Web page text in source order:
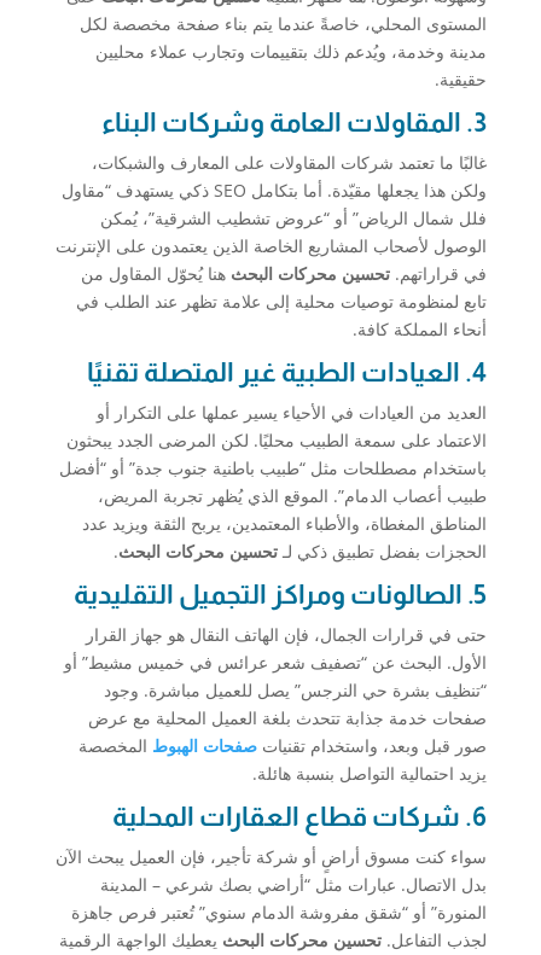
المستوى المحلي، خاصةً عندما يتم بناء صفحة مخصصة لكل
مدينة وخدمة، ويُدعم ذلك بتقييمات وتجارب عملاء محليين
حقيقية.
3. المقاولات العامة وشركات البناء
غالبًا ما تعتمد شركات المقاولات على المعارف والشبكات،
ولكن هذا يجعلها مقيّدة. أما بتكامل SEO ذكي يستهدف “مقاول
فلل شمال الرياض” أو “عروض تشطيب الشرقية”، يُمكن
الوصول لأصحاب المشاريع الخاصة الذين يعتمدون على الإنترنت
في قراراتهم. تحسين محركات البحث هنا يُحوّل المقاول من
تابع لمنظومة توصيات محلية إلى علامة تظهر عند الطلب في
أنحاء المملكة كافة.
4. العيادات الطبية غير المتصلة تقنيًا
العديد من العيادات في الأحياء يسير عملها على التكرار أو
الاعتماد على سمعة الطبيب محليًا. لكن المرضى الجدد يبحثون
باستخدام مصطلحات مثل “طبيب باطنية جنوب جدة” أو “أفضل
طبيب أعصاب الدمام”. الموقع الذي يُظهر تجربة المريض،
المناطق المغطاة، والأطباء المعتمدين، يربح الثقة ويزيد عدد
الحجزات بفضل تطبيق ذكي لـ تحسين محركات البحث.
5. الصالونات ومراكز التجميل التقليدية
حتى في قرارات الجمال، فإن الهاتف النقال هو جهاز القرار
الأول. البحث عن “تصفيف شعر عرائس في خميس مشيط” أو
“تنظيف بشرة حي النرجس” يصل للعميل مباشرة. وجود
صفحات خدمة جذابة تتحدث بلغة العميل المحلية مع عرض
صور قبل وبعد، واستخدام تقنيات صفحات الهبوط المخصصة
يزيد احتمالية التواصل بنسبة هائلة.
6. شركات قطاع العقارات المحلية
سواء كنت مسوق أراضٍ أو شركة تأجير، فإن العميل يبحث الآن
بدل الاتصال. عبارات مثل “أراضي بصك شرعي – المدينة
المنورة” أو “شقق مفروشة الدمام سنوي” تُعتبر فرص جاهزة
لجذب التفاعل. تحسين محركات البحث يعطيك الواجهة الرقمية